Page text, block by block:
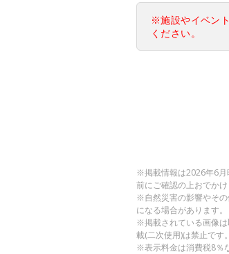
※施設やイベン
ください。
※掲載情報は2026年6月
前にご確認の上おでかけ
※自然災害の影響やそ
になる場合があります。
※掲載されている画像
載(二次使用)は禁止です。
※表示料金は消費税8％